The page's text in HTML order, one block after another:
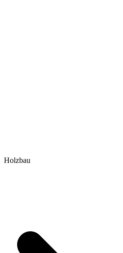
Holzbau